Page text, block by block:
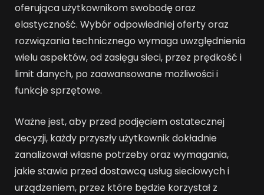
oferująca użytkownikom swobodę oraz
elastyczność. Wybór odpowiedniej oferty oraz
rozwiązania technicznego wymaga uwzględnienia
wielu aspektów, od zasięgu sieci, przez prędkość i
limit danych, po zaawansowane możliwości i
funkcje sprzętowe.
Ważne jest, aby przed podjęciem ostatecznej
decyzji, każdy przyszły użytkownik dokładnie
zanalizował własne potrzeby oraz wymagania,
jakie stawia przed dostawcą usług sieciowych i
urządzeniem, przez które będzie korzystał z